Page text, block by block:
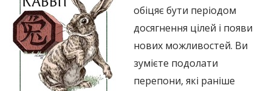
обіцяє бути періодом
досягнення цілей і появи
нових можливостей. Ви
зумієте подолати
перепони, які раніше